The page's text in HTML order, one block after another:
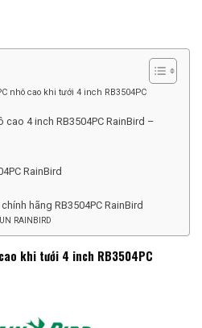
nhô cao khi tưới 4 inch RB3504PC
cao 4 inch RB3504PC RainBird –
RainBird
hãng RB3504PC RainBird
RAINBIRD
khi tưới 4 inch RB3504PC